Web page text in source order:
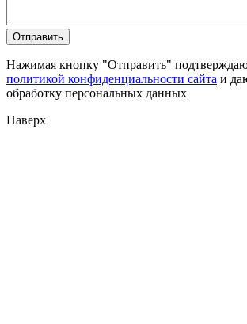
Нажимая кнопку "Отправить"
политикой конфиденциальности сайта и
обработку персональных данных
Наверх